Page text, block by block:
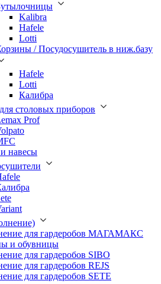
Kalibra
Hafele
Lotti
/ Посудосушитель в ниж.базу
Hafele
Lotti
Калибра
столовых приборов
Prof
навесы
для гардеробов МАГАМАКС
и обувницы
для гардеробов SIBO
для гардеробов REJS
для гардеробов SETE